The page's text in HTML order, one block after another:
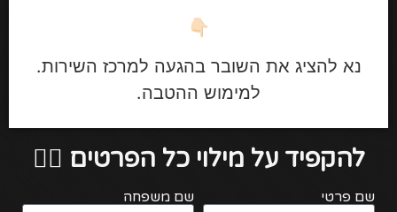
👇🏻
נא להציג את השובר בהגעה למרכז השירות.
למימוש ההטבה.
להקפיד על מילוי כל הפרטים 👇🏻
שם פרטי שם משפחה